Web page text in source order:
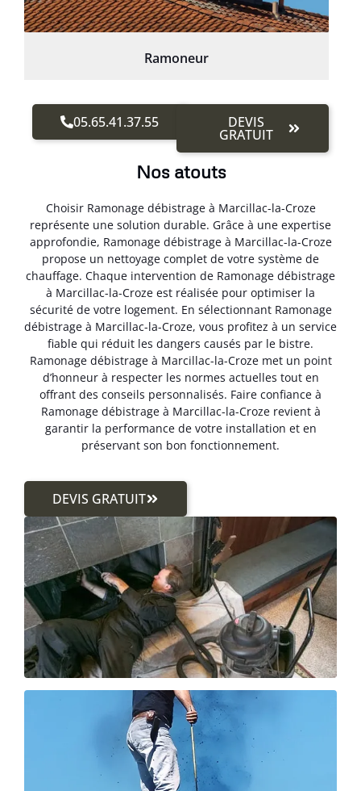
Ramoneur
05.65.41.37.55 DEVIS
GRATUIT
Nos atouts
Choisir Ramonage débistrage à Marcillac-la-Croze
représente une solution durable. Grâce à une expertise
approfondie, Ramonage débistrage à Marcillac-la-Croze
propose un nettoyage complet de votre système de
chauffage. Chaque intervention de Ramonage débistrage
à Marcillac-la-Croze est réalisée pour optimiser la
sécurité de votre logement. En sélectionnant Ramonage
débistrage à Marcillac-la-Croze, vous profitez à un service
fiable qui réduit les dangers causés par le bistre.
Ramonage débistrage à Marcillac-la-Croze met un point
d’honneur à respecter les normes actuelles tout en
offrant des conseils personnalisés. Faire confiance à
Ramonage débistrage à Marcillac-la-Croze revient à
garantir la performance de votre installation et en
préservant son bon fonctionnement.
DEVIS GRATUIT